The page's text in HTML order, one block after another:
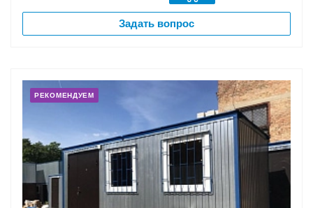
Задать вопрос
РЕКОМЕНДУЕМ